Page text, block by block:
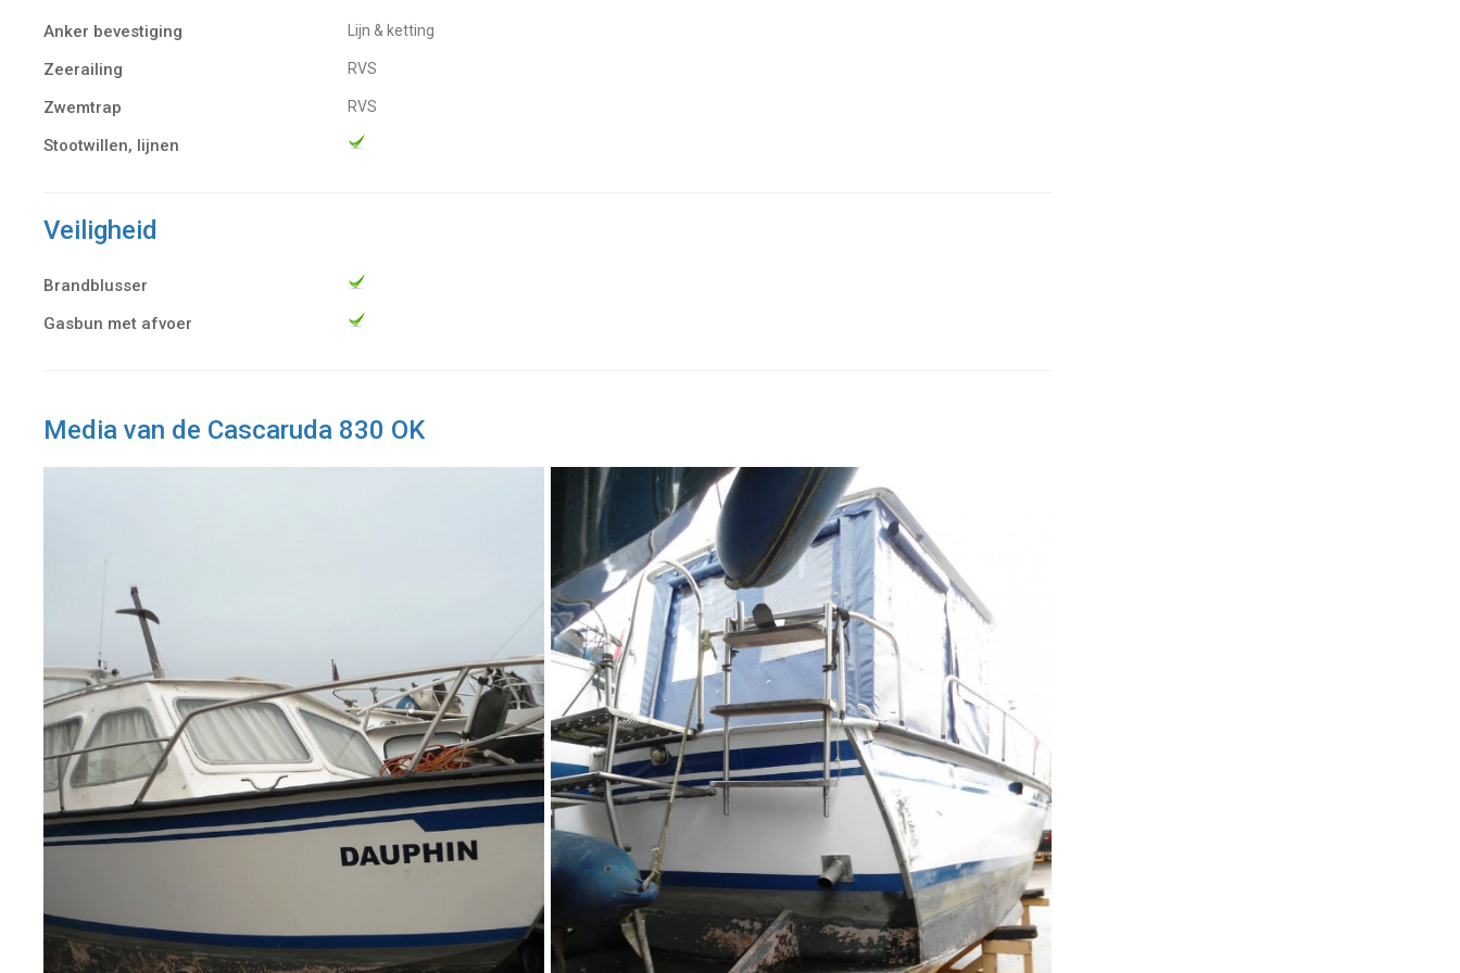
Anker bevestiging Lijn & ketting
Zeerailing RVS
Zwemtrap RVS
Stootwillen, lijnen
Veiligheid
Brandblusser
Gasbun met afvoer
Media van de Cascaruda 830 OK